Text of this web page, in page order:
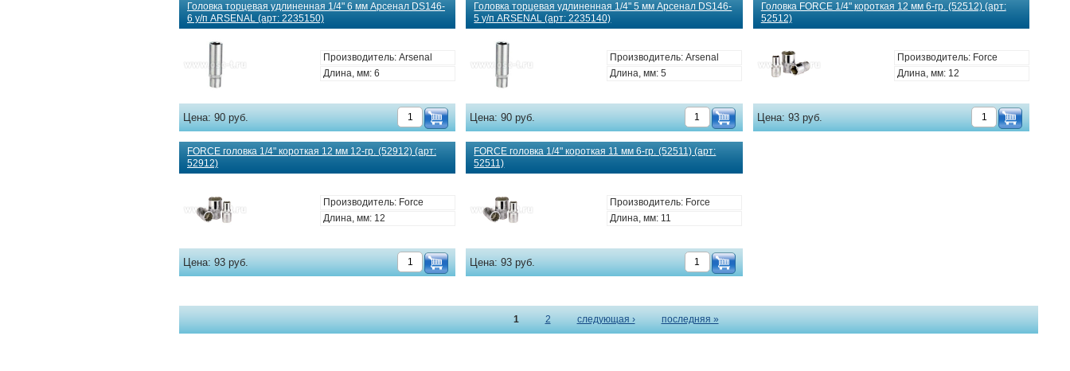
Головка торцевая удлиненная 1/4" 6 мм Арсенал DS146-
6 у/п ARSENAL (арт: 2235150)
Производитель: Arsenal
Длина, мм: 6
Цена:90 руб.
Головка торцевая удлиненная 1/4" 5 мм Арсенал DS146-
5 у/п ARSENAL (арт: 2235140)
Производитель: Arsenal
Длина, мм: 5
Цена:90 руб.
Головка FORCE 1/4" короткая 12 мм 6-гр. (52512) (арт:
52512)
Производитель: Force
Длина, мм: 12
Цена:93 руб.
FORCE головка 1/4" короткая 12 мм 12-гр. (52912) (арт:
52912)
Производитель: Force
Длина, мм: 12
Цена:93 руб.
FORCE головка 1/4" короткая 11 мм 6-гр. (52511) (арт:
52511)
Производитель: Force
Длина, мм: 11
Цена:93 руб.
Страницы
1 2 следующая › последняя »